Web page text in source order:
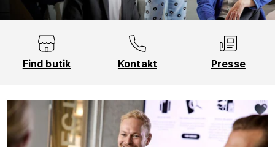
Find butik Kontakt Presse